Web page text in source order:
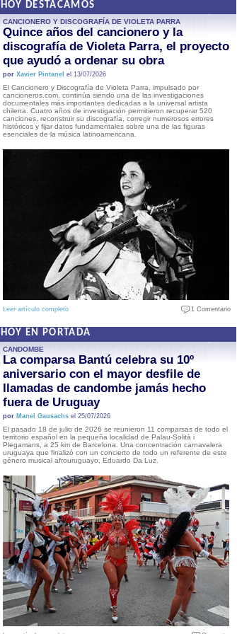
HOY DESTACAMOS
CANCIONERO Y DISCOGRAFÍA DE VIOLETA PARRA
Quince años del cancionero y la
discografía de Violeta Parra, el proyecto
que ayudó a ordenar su obra
por Xavier Pintanel el 13/07/2026
El Cancionero y Discografía de Violeta Parra, impulsado por
cancioneros.com, continúa siendo una de las investigaciones
documentales más importantes dedicadas a la universal artista
chilena. Cuatro años de investigación permitieron recuperar 520
canciones, reconstruir su discografía, corregir numerosos errores
históricos y fijar datos fundamentales sobre una de las figuras
esenciales de la música latinoamericana.
Leer artículo completo 1 Comentario
HOY EN PORTADA
CANDOMBE
La comparsa Bantú celebra su 10º
aniversario con el mayor desfile de
llamadas de candombe jamás hecho
fuera de Uruguay
por Manel Gausachsel 25/07/2026
El pasado 18 de julio de 2026 se reunieron 11 comparsas de todo el
territorio español en la pequeña localidad de Palau-Solità i
Plegamans, a 25 km de Barcelona. Una concentración carnavalera
uruguaya que finalizó con un concierto de todo un referente de este
género musical afrouruguayo, Eduardo Da Luz.